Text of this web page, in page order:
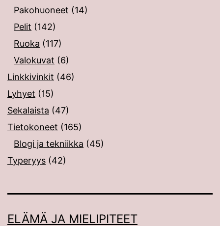
Pakohuoneet (14)
Pelit (142)
Ruoka (117)
Valokuvat (6)
Linkkivinkit (46)
Lyhyet (15)
Sekalaista (47)
Tietokoneet (165)
Blogi ja tekniikka (45)
Typeryys (42)
ELÄMÄ JA MIELIPITEET